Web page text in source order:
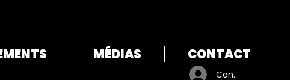
MÉDIAS CONTACT
Connexion